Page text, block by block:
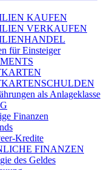
KAUFEN
VERKAUFEN
für Einsteiger
als Anlageklasse
Finanzen
Kredite
FINANZEN
des Geldes